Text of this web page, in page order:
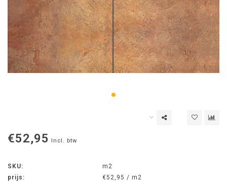
€52,95 Incl. btw
SKU:
m2
prijs:
€52,95 / m2